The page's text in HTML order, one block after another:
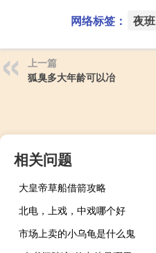
网络标签： 夜班
上一篇
狐臭多大年龄可以冶
相关问题
大皇帝草船借箭攻略
北电，上戏，中戏哪个好
市场上卖的小乌龟是什么鬼